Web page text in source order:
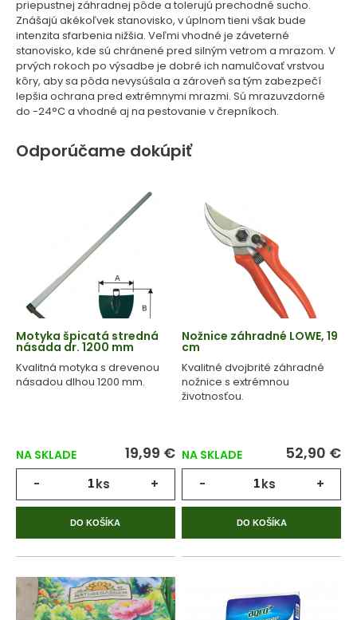
priepustnej záhradnej pôde a tolerujú prechodné sucho.
Znášajú akékoľvek stanovisko, v úplnom tieni však bude
intenzita sfarbenia nižšia. Veľmi vhodné je záveterné
stanovisko, kde sú chránené pred silným vetrom a mrazom. V
prvých rokoch po výsadbe je dobré ich namulčovať vrstvou
kôry, aby sa pôda nevysúšala a zároveň sa tým zabezpečí
lepšia ochrana pred extrémnymi mrazmi. Sú mrazuvzdorné
do -24°C a vhodné aj na pestovanie v črepníkoch.
Odporúčame dokúpiť
Motyka špicatá stredná
násada dr. 1200 mm
Kvalitná motyka s drevenou
násadou dlhou 1200 mm.
NA SKLADE 19,99 €
- ks +
DO KOŠÍKA
Nožnice záhradné LOWE, 19
cm
Kvalitné dvojbrité záhradné
nožnice s extrémnou
životnosťou.
NA SKLADE 52,90 €
- ks +
DO KOŠÍKA